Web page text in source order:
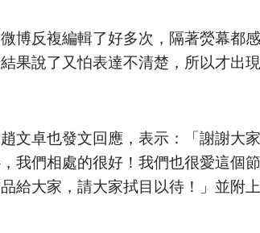
博反複編輯了好多次，隔著熒幕都
果說了又怕表達不清楚，所以才出現
文卓也發文回應，表示：「謝謝大
我們相處的很好！我們也很愛這個
給大家，請大家拭目以待！」並附